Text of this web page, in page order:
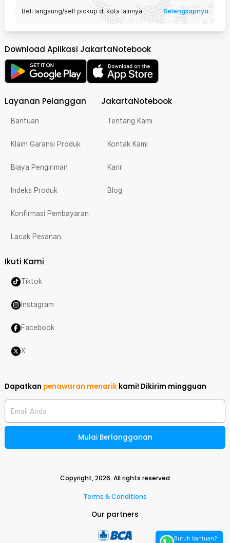
Beli langsung/self pickup di kota lainnya Selengkapnya
Download Aplikasi JakartaNotebook
Layanan Pelanggan
Bantuan
Klaim Garansi Produk
Biaya Pengiriman
Indeks Produk
Konfirmasi Pembayaran
Lacak Pesanan
JakartaNotebook
Tentang Kami
Kontak Kami
Karir
Blog
Ikuti Kami
Tiktok
Instagram
Facebook
X
Dapatkan penawaran menarik kami! Dikirim mingguan
Email Anda
Mulai Berlangganan
Copyright,2026. All rights reserved
Terms & Conditions
Our partners
Butuh bantuan?